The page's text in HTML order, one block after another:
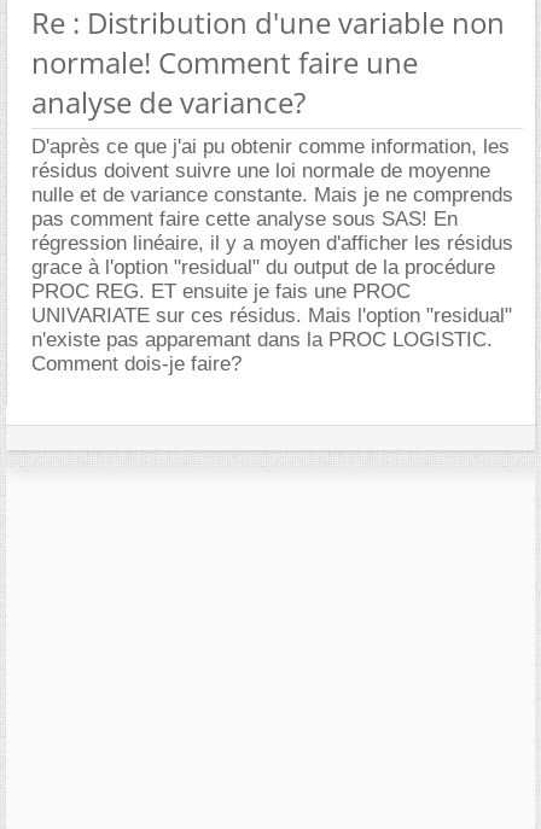
Re : Distribution d'une variable non
normale! Comment faire une
analyse de variance?
D'après ce que j'ai pu obtenir comme information, les
résidus doivent suivre une loi normale de moyenne
nulle et de variance constante. Mais je ne comprends
pas comment faire cette analyse sous SAS! En
régression linéaire, il y a moyen d'afficher les résidus
grace à l'option "residual" du output de la procédure
PROC REG. ET ensuite je fais une PROC
UNIVARIATE sur ces résidus. Mais l'option "residual"
n'existe pas apparemant dans la PROC LOGISTIC.
Comment dois-je faire?